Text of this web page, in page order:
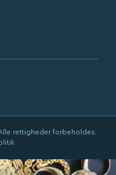
rettigheder forbeholdes.